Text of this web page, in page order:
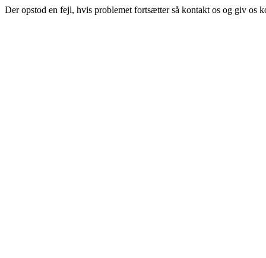
Der opstod en fejl, hvis problemet fortsætter så kontakt os og giv os